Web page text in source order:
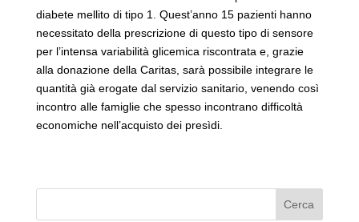
diabete mellito di tipo 1. Quest’anno 15 pazienti hanno
necessitato della prescrizione di questo tipo di sensore
per l’intensa variabilità glicemica riscontrata e, grazie
alla donazione della Caritas, sarà possibile integrare le
quantità già erogate dal servizio sanitario, venendo così
incontro alle famiglie che spesso incontrano difficoltà
economiche nell’acquisto dei presìdi.
Cerca